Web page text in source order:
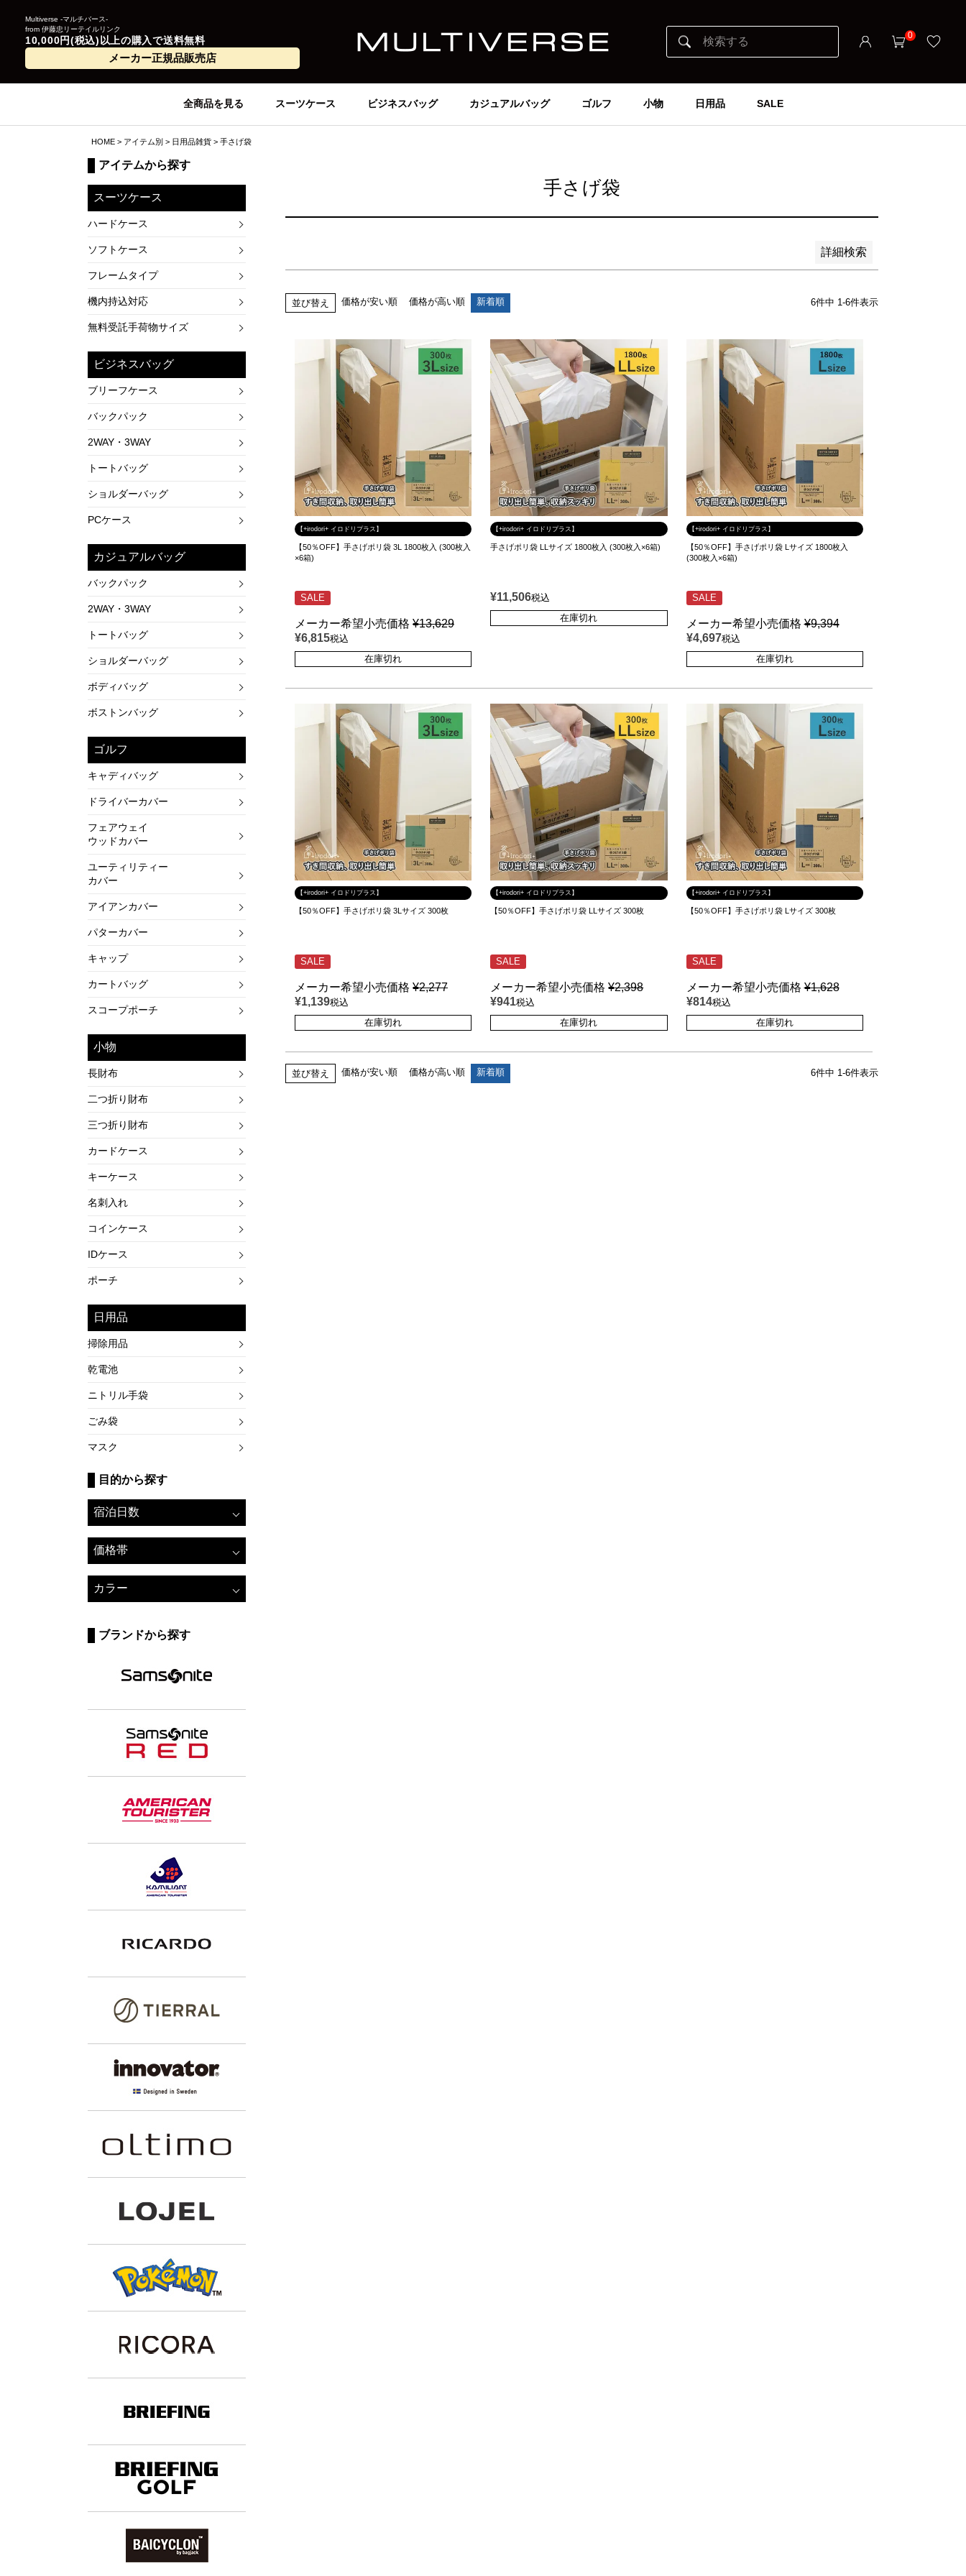
Multiverse -マルチバース-
from 伊藤忠リーテイルリンク
10,000円(税込)以上の購入で送料無料
メーカー正規品販売店
0
全商品を見る スーツケース ビジネスバッグ カジュアルバッグ ゴルフ 小物 日用品 SALE
HOME アイテム別 日用品雑貨 手さげ袋
アイテムから探す
スーツケース
ハードケース
ソフトケース
フレームタイプ
機内持込対応
無料受託手荷物サイズ
ビジネスバッグ
ブリーフケース
バックパック
2WAY・3WAY
トートバッグ
ショルダーバッグ
PCケース
カジュアルバッグ
バックパック
2WAY・3WAY
トートバッグ
ショルダーバッグ
ボディバッグ
ボストンバッグ
ゴルフ
キャディバッグ
ドライバーカバー
フェアウェイ
ウッドカバー
ユーティリティー
カバー
アイアンカバー
パターカバー
キャップ
カートバッグ
スコープポーチ
小物
長財布
二つ折り財布
三つ折り財布
カードケース
キーケース
名刺入れ
コインケース
IDケース
ポーチ
日用品
掃除用品
乾電池
ニトリル手袋
ごみ袋
マスク
目的から探す
宿泊日数
価格帯
カラー
ブランドから探す
手さげ袋
詳細検索
検索
並び替え 価格が安い順 価格が高い順 新着順 6件中 1-6件表示
【+irodori+ イロドリプラス】
【50％OFF】手さげポリ袋 3L 1800枚入 (300枚入
×6箱)
SALE
メーカー希望小売価格 ¥13,629
¥6,815税込
在庫切れ
【+irodori+ イロドリプラス】
手さげポリ袋 LLサイズ 1800枚入 (300枚入×6箱)
¥11,506税込
在庫切れ
【+irodori+ イロドリプラス】
【50％OFF】手さげポリ袋 Lサイズ 1800枚入
(300枚入×6箱)
SALE
メーカー希望小売価格 ¥9,394
¥4,697税込
在庫切れ
【+irodori+ イロドリプラス】
【50％OFF】手さげポリ袋 3Lサイズ 300枚
SALE
メーカー希望小売価格 ¥2,277
¥1,139税込
在庫切れ
【+irodori+ イロドリプラス】
【50％OFF】手さげポリ袋 LLサイズ 300枚
SALE
メーカー希望小売価格 ¥2,398
¥941税込
在庫切れ
【+irodori+ イロドリプラス】
【50％OFF】手さげポリ袋 Lサイズ 300枚
SALE
メーカー希望小売価格 ¥1,628
¥814税込
在庫切れ
並び替え 価格が安い順 価格が高い順 新着順 6件中 1-6件表示